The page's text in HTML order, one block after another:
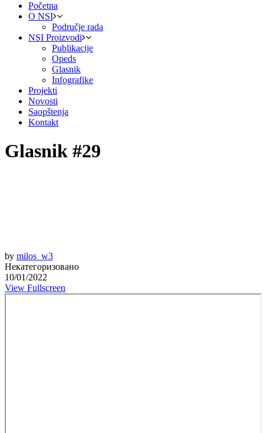
Početna
O NSI
Područje rada
NSI Proizvodi
Publikacije
Opeds
Glasnik
Infografike
Projekti
Novosti
Saopštenja
Kontakt
Glasnik #29
by milos_w3
Некатегоризовано
10/01/2022
View Fullscreen